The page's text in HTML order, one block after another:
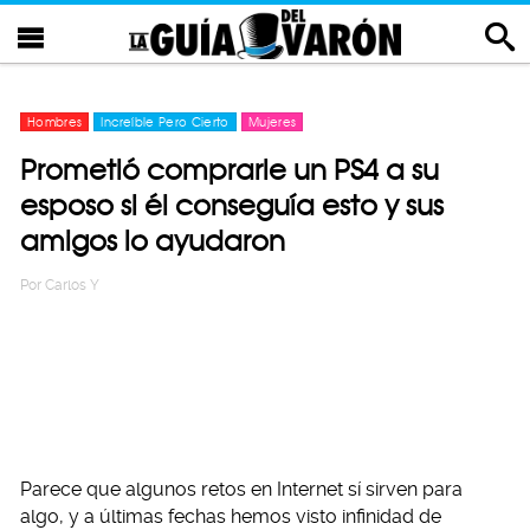
Hombres Increíble Pero Cierto Mujeres
Prometió comprarle un PS4 a su
esposo si él conseguía esto y sus
amigos lo ayudaron
Por Carlos Y
Parece que algunos retos en Internet sí sirven para
algo, y a últimas fechas hemos visto infinidad de